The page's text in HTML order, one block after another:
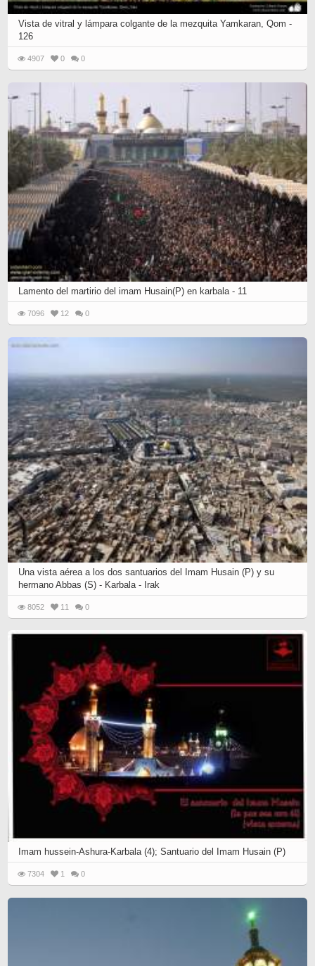
Vista de vitral y lámpara colgante de la mezquita Yamkaran, Qom -
126
4907 0 0
Lamento del martirio del imam Husain(P) en karbala - 11
7096 12 0
Una vista aérea a los dos santuarios del Imam Husain (P) y su
hermano Abbas (S) - Karbala - Irak
8052 11 0
Imam hussein-Ashura-Karbala (4); Santuario del Imam Husain (P)
7304 1 0